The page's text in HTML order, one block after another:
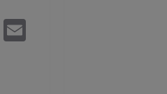
WhatsApp